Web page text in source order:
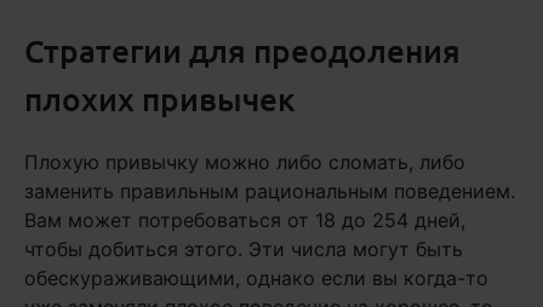
Стратегии для преодоления
плохих привычек
Плохую привычку можно либо сломать, либо
заменить правильным рациональным поведением.
Вам может потребоваться от 18 до 254 дней,
чтобы добиться этого. Эти числа могут быть
обескураживающими, однако если вы когда-то